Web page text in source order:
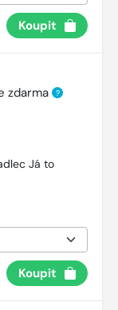
Koupit
zdarma ?
Já to
Koupit